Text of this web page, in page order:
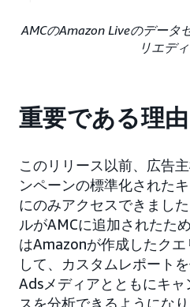
AMCのAmazon Liveのデータ
リエデ
重要である理由
このリリース以前、広告
ンペーンの標準化された
にのみアクセスできまし
ルがAMCに追加されたた
はAmazonが作成したク
して、カスタムレポート
Adsメディアとともにキ
スを分析できるようにな